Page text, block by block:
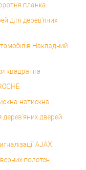
планка
для дерев'яних
Накладний
квадратна
натискна
дерев'яних дверей
AJAX
полотен